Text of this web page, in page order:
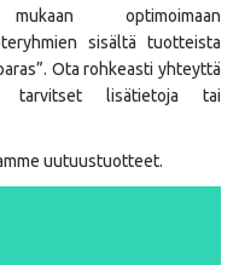
optimoimaan
sisältä tuotteista
Ota rohkeasti yhteyttä
tarvitset lisätietoja tai
uutuustuotteet.